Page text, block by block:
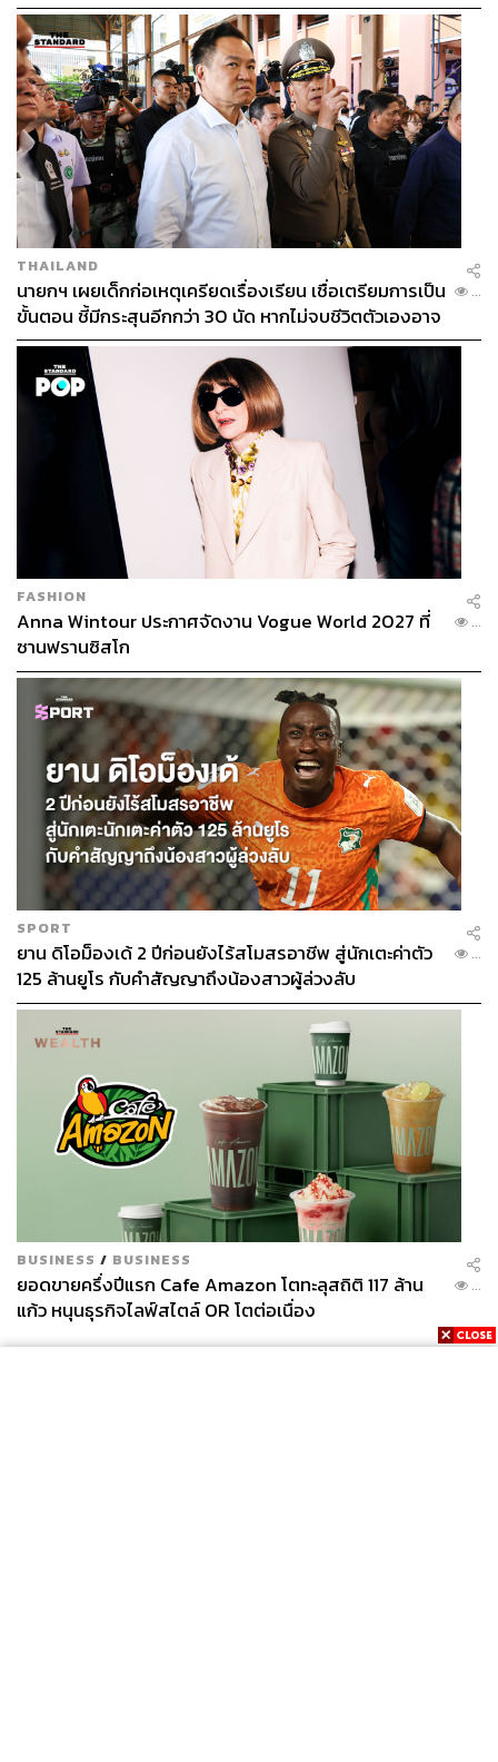
THAILAND
นายกฯ เผยเด็กก่อเหตุเครียดเรื่องเรียน เชื่อเตรียมการเป็น
ขั้นตอน ชี้มีกระสุนอีกกว่า 30 นัด หากไม่จบชีวิตตัวเองอาจ
สูญเสียเพิ่ม
...
FASHION
Anna Wintour ประกาศจัดงาน Vogue World 2027 ที่
ซานฟรานซิสโก
...
SPORT
ยาน ดิโอม็องเด้ 2 ปีก่อนยังไร้สโมสรอาชีพ สู่นักเตะค่าตัว
125 ล้านยูโร กับคำสัญญาถึงน้องสาวผู้ล่วงลับ
...
BUSINESS / BUSINESS
ยอดขายครึ่งปีแรก Cafe Amazon โตทะลุสถิติ 117 ล้าน
แก้ว หนุนธุรกิจไลฟ์สไตล์ OR โตต่อเนื่อง
...